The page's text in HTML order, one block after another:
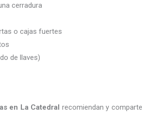
cerradura
o cajas fuertes
de llaves)
en La Catedral recomiendan y